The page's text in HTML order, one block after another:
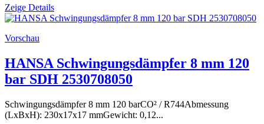
Zeige Details
Vorschau
HANSA Schwingungsdämpfer 8 mm 120
bar SDH 2530708050
Schwingungsdämpfer 8 mm 120 barCO² / R744Abmessung
(LxBxH): 230x17x17 mmGewicht: 0,12...